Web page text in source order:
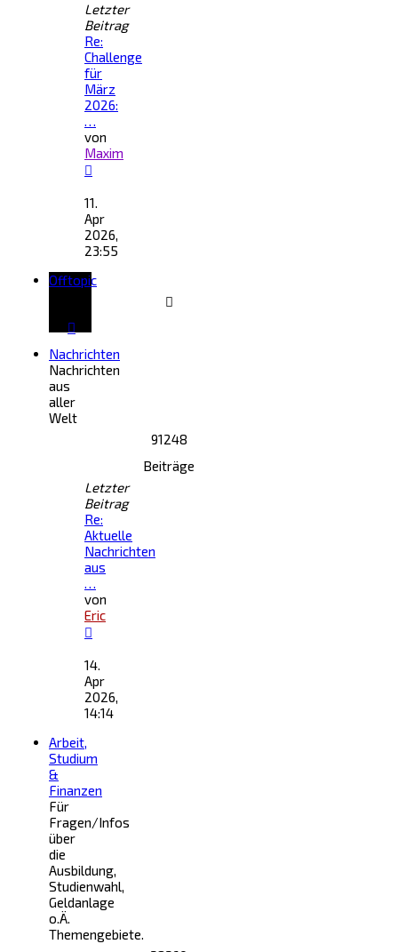
Letzter
Beitrag
Re:
Challenge
für
März
2026:
…
von
Maxim
Beitrag
11.
Apr
2026,
23:55
Offtopic
Nachrichten
Nachrichten
aus
aller
Welt
91248
Beiträge
Letzter
Beitrag
Re:
Aktuelle
Nachrichten
aus
…
von
Eric
Beitrag
14.
Apr
2026,
14:14
Arbeit,
Studium
&
Finanzen
Für
Fragen/Infos
über
die
Ausbildung,
Studienwahl,
Geldanlage
o.Ä.
Themengebiete.